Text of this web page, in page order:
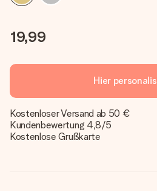
19,99
Hier
Kostenloser Versand ab 50 €
Kundenbewertung 4,8/5
Kostenlose Grußkarte